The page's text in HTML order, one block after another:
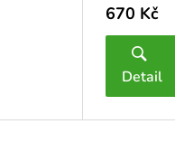
670 Kč
Detail